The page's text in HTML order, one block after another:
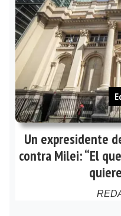
Un expresidente
contra Milei: “El